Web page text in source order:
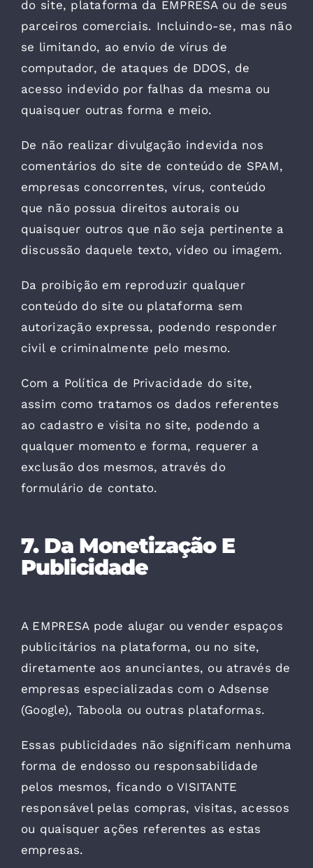
do site, plataforma da EMPRESA ou de seus
parceiros comerciais. Incluindo-se, mas não
se limitando, ao envio de vírus de
computador, de ataques de DDOS, de
acesso indevido por falhas da mesma ou
quaisquer outras forma e meio.
De não realizar divulgação indevida nos
comentários do site de conteúdo de SPAM,
empresas concorrentes, vírus, conteúdo
que não possua direitos autorais ou
quaisquer outros que não seja pertinente a
discussão daquele texto, vídeo ou imagem.
Da proibição em reproduzir qualquer
conteúdo do site ou plataforma sem
autorização expressa, podendo responder
civil e criminalmente pelo mesmo.
Com a Política de Privacidade do site,
assim como tratamos os dados referentes
ao cadastro e visita no site, podendo a
qualquer momento e forma, requerer a
exclusão dos mesmos, através do
formulário de contato.
7. Da Monetização E
Publicidade
A EMPRESA pode alugar ou vender espaços
publicitários na plataforma, ou no site,
diretamente aos anunciantes, ou através de
empresas especializadas com o Adsense
(Google), Taboola ou outras plataformas.
Essas publicidades não significam nenhuma
forma de endosso ou responsabilidade
pelos mesmos, ficando o VISITANTE
responsável pelas compras, visitas, acessos
ou quaisquer ações referentes as estas
empresas.